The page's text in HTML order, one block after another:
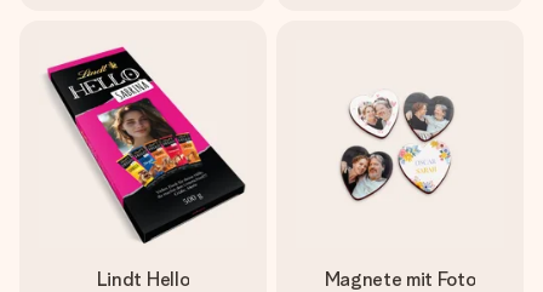
Lindt Hello Magnete mit Foto